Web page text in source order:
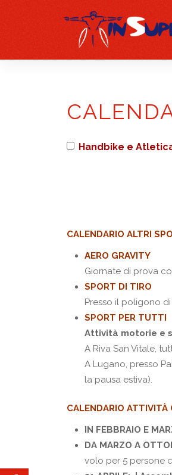
Handbike e
CALENDARIO ALTRI
AERO GRAVITY
Giornate di prova
SPORT DI TIRO
Presso il poligono
SPORT PER TUTTI
Attività motorie e
A Riva San Vitale,
A Lugano, presso
la pausa estiva).
CALENDARIO ATTIVITÀ
IN FEBBRAIO E
DA MARZO A
volo per 5 persone